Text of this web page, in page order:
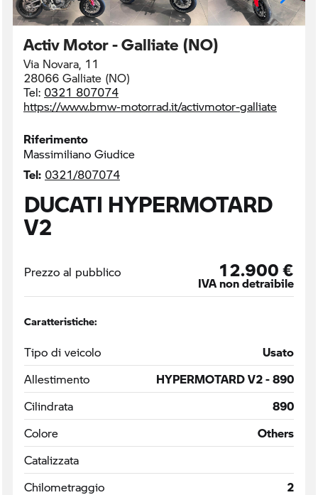
Activ Motor - Galliate (NO)
Via Novara, 11
28066 Galliate (NO)
Tel: 0321 807074
https://www.bmw-motorrad.it/activmotor-galliate
Riferimento
Massimiliano Giudice
Tel: 0321/807074
DUCATI HYPERMOTARD
V2
Prezzo al pubblico 12.900 €
IVA non detraibile
Caratteristiche:
Tipo di veicolo
Usato
Allestimento
HYPERMOTARD V2 - 890
Cilindrata
890
Colore
Others
Catalizzata
Chilometraggio
2